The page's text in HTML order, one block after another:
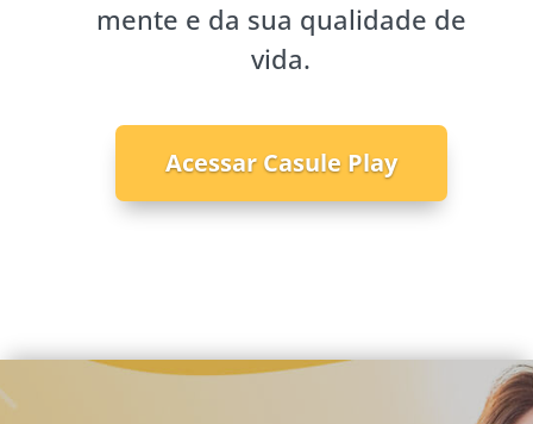
mente e da sua qualidade de
vida.
Acessar Casule Play